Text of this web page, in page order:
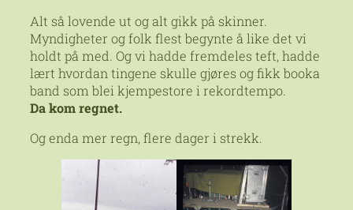
Alt så lovende ut og alt gikk på skinner.
Myndigheter og folk flest begynte å like det vi
holdt på med. Og vi hadde fremdeles teft, hadde
lært hvordan tingene skulle gjøres og fikk booka
band som blei kjempestore i rekordtempo.
Da kom regnet.
Og enda mer regn, flere dager i strekk.